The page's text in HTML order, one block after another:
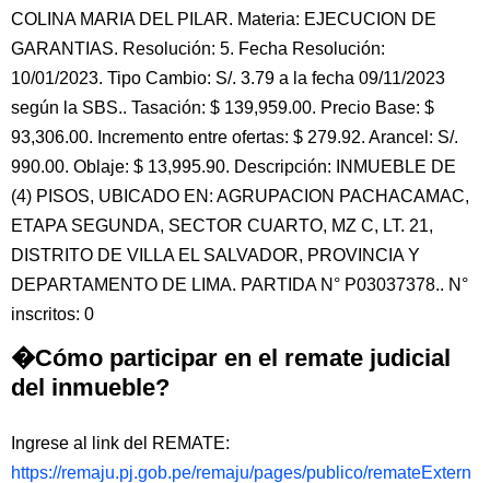
COLINA MARIA DEL PILAR. Materia: EJECUCION DE
GARANTIAS. Resolución: 5. Fecha Resolución:
10/01/2023. Tipo Cambio: S/. 3.79 a la fecha 09/11/2023
según la SBS.. Tasación: $ 139,959.00. Precio Base: $
93,306.00. Incremento entre ofertas: $ 279.92. Arancel: S/.
990.00. Oblaje: $ 13,995.90. Descripción: INMUEBLE DE
(4) PISOS, UBICADO EN: AGRUPACION PACHACAMAC,
ETAPA SEGUNDA, SECTOR CUARTO, MZ C, LT. 21,
DISTRITO DE VILLA EL SALVADOR, PROVINCIA Y
DEPARTAMENTO DE LIMA. PARTIDA N° P03037378.. N°
inscritos: 0
�Cómo participar en el remate judicial
del inmueble?
Ingrese al link del REMATE:
https://remaju.pj.gob.pe/remaju/pages/publico/remateExtern